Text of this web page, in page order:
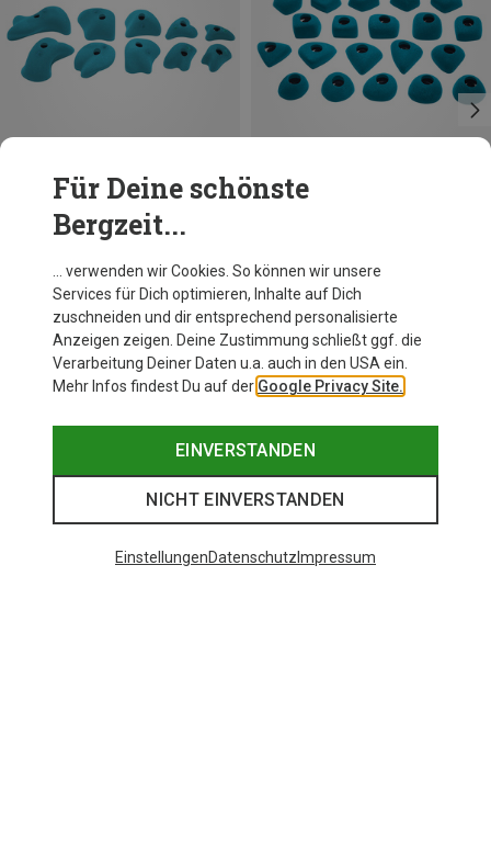
Holds 3 Modulars Klettergriff Set
114,95 €
Ocun
Footholds Trittset
89,95 €
Für Deine schönste
Bergzeit...
… verwenden wir Cookies. So können wir unsere
Services für Dich optimieren, Inhalte auf Dich
zuschneiden und dir entsprechend personalisierte
Anzeigen zeigen. Deine Zustimmung schließt ggf. die
Verarbeitung Deiner Daten u.a. auch in den USA ein.
Mehr Infos findest Du auf der Google Privacy Site.
EINVERSTANDEN
NICHT EINVERSTANDEN
EinstellungenDatenschutz Impressum